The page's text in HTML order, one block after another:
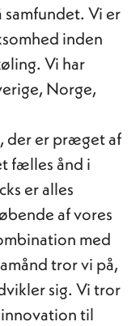
Vi er
inden
Vi har
Norge,
der er præget af
fælles ånd i
er alles
af vores
med
tror vi på,
sig. Vi tror
til